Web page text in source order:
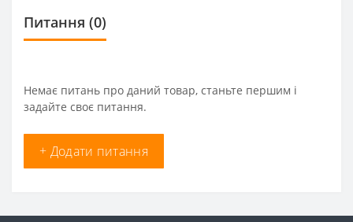
Питання (0)
Немає питань про даний товар, станьте першим і
задайте своє питання.
+ Додати питання